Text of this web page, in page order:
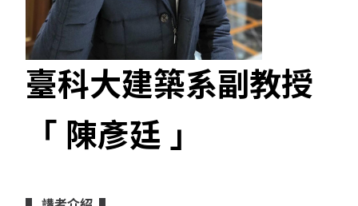
臺科大建築系副教授
「 陳彥廷 」